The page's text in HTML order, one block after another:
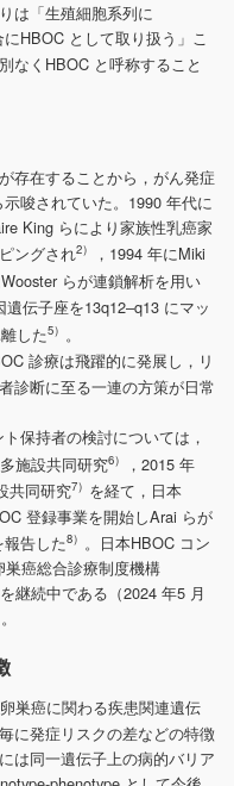
は「生殖細胞系列に
HBOC として取り扱う」こ
なくHBOC と呼称すること
存在することから，がん発症
唆されていた。1990 年代に
King らにより家族性乳癌家
ングされ2）
，1994 年にMiki
らが連鎖解析を用い
伝子座を13q12‒q13 にマッ
した5） 。
診療は飛躍的に発展し，リ
診断に至る一連の方策が日常
保持者の検討については，
施設共同研究6）
，2015 年
共同研究7） を経て，日本
登録事業を開始しArai らが
告した8） 。日本HBOC コン
癌総合診療制度機構
継続中である（2024 年5 月
巣癌に関わる疾患関連遺伝
に発症リスクの差などの特徴
は同一遺伝子上の病的バリア